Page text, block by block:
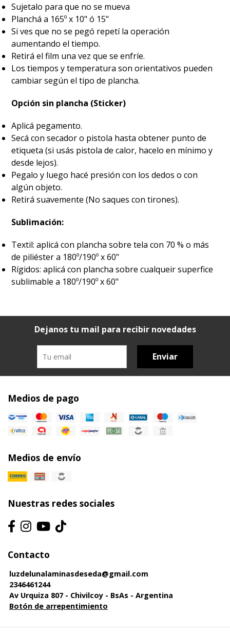
Sujetalo para que no se mueva
Planchá a 165º x 10" ó 15"
Si ves que no se pegó repetí la operación
aumentando el tiempo.
Retirá el film una vez que se enfríe.
Los tiempos y temperatura son orientativos pueden
cambiar según el tipo de plancha.
Opción sin plancha (Sticker)
Aplicá pegamento.
Secá con secador o pistola hasta obtener punto de
etiqueta (si usás pistola de calor, hacelo en mínimo y
desde lejos).
Pegalo y luego hacé presión con los dedos o con
algún objeto.
Retirá suavemente (No saques con tirones).
Sublimación:
Textil: aplicá con plancha sobre tela con 70 % o más
de piliéster a 180º/190º x 60"
Rígidos: aplicá con plancha sobre cualqueir superfice
sublimable a 180º/190º x 60"
Dejanos tu mail para recibir novedades
Enviar
Medios de pago
Medios de envío
Nuestras redes sociales
Contacto
luzdelunalaminasdeseda@gmail.com
2346461244
Av Urquiza 807 - Chivilcoy - BsAs - Argentina
Botón de arrepentimiento